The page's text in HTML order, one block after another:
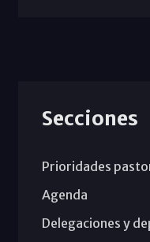
Secciones
Prioridades
Agenda
Delegaciones y